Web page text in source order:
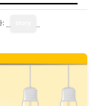
: